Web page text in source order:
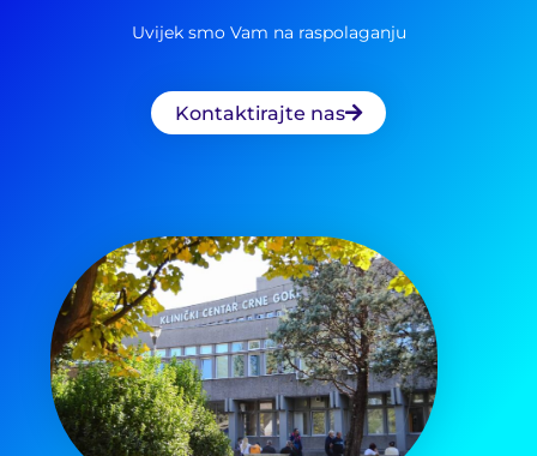
Uvijek smo Vam na raspolaganju
Kontaktirajte nas